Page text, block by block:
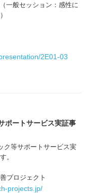
一般セッション：感性に
2E01-03
ポートサービス実証事
ク等サポートサービス実
。
プロジェクト
projects.jp/